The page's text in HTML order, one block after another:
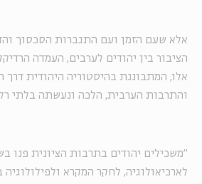
אלא שעם הזמן ועם התגברות הסכסוך
הציבור בין יהודים לערבים, העמדה
אלו, המתבוננת בהיסטוריה היהודית דרך
והתרבות הערבית, הלכה ונעשתה בלתי
״משכילים יהודים בתרבות הציונית פנו
לארכיאולוגיה, לחקר המקרא ולפילולוגיה